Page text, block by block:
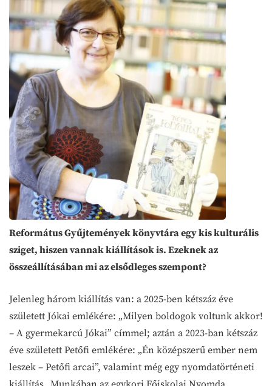
Református Gyűjtemények könyvtára egy kis kulturális
sziget, hiszen vannak kiállítások is. Ezeknek az
összeállításában mi az elsődleges szempont?
Jelenleg három kiállítás van: a 2025-ben kétszáz éve
született Jókai emlékére: „Milyen boldogok voltunk akkor!
– A gyermekarcú Jókai” címmel; aztán a 2023-ban kétszáz
éve született Petőfi emlékére: „Én középszerű ember nem
leszek – Petőfi arcai”, valamint még egy nyomdatörténeti